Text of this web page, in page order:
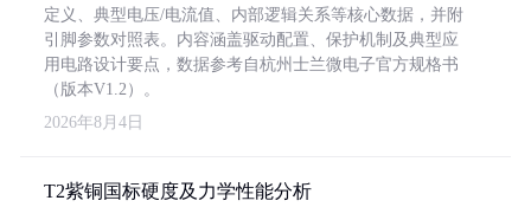
定义、典型电压/电流值、内部逻辑关系等核心数据，并附
引脚参数对照表。内容涵盖驱动配置、保护机制及典型应
用电路设计要点，数据参考自杭州士兰微电子官方规格书
（版本V1.2）。
2026年8月4日
T2紫铜国标硬度及力学性能分析